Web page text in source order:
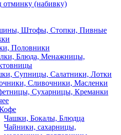
(набивку)
Штофы, Стопки, Пивные
Половники
Блюда, Менажницы,
Супницы, Салатники, Лотки
Сливочники, Масленки
Сухарницы, Креманки
Чашки, Бокалы, Блюдца
Чайники, сахарницы,